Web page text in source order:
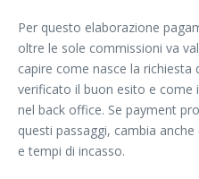
Per questo elaborazione
oltre le sole commissioni va
capire come nasce la
verificato il buon esito e come
nel back office. Se payment
questi passaggi, cambia
e tempi di incasso.